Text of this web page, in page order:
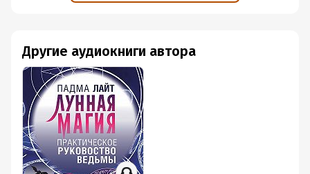
Другие аудиокниги автора